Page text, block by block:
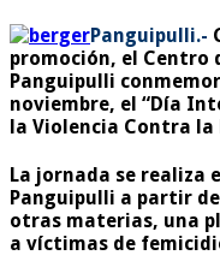
Panguipulli.-
promoción, el Centro
Panguipulli
noviembre, el “Día
la Violencia Contra la
La jornada se realiza
Panguipulli a partir
otras materias, una
a víctimas de